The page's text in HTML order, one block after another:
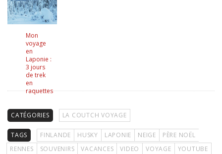
Mon
voyage
en
Laponie :
3 jours
de trek
en
raquettes
CATÉGORIES LA COUTCH VOYAGE
TAGS FINLANDE HUSKY LAPONIE NEIGE
PÈRE NOËL
RENNES
SOUVENIRS VACANCES VIDEO VOYAGE YOUTUBE